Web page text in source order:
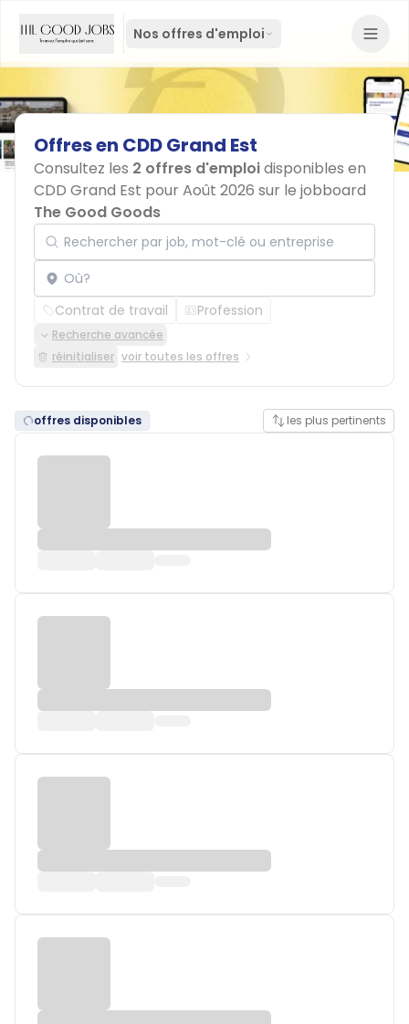
Nos offres d'emploi
Offresen CDDGrand Est
Consultez les 2 offres d'emploidisponibles en
CDD Grand Est pour Août 2026 sur le jobboard
The Good Goods
Rechercher par job, mot-clé ou entreprise
Localisation
Contrat de travail Profession
Recherche avancée
réinitialiser voir toutes les offres
offres disponibles les plus pertinents